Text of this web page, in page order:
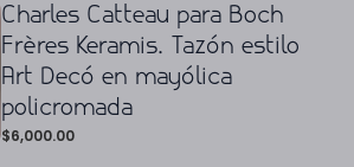
Charles Catteau para Boch
Frères Keramis. Tazón estilo
Art Decó en mayólica
policromada
$6,000.00